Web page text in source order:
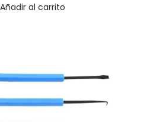
Añadir al carrito